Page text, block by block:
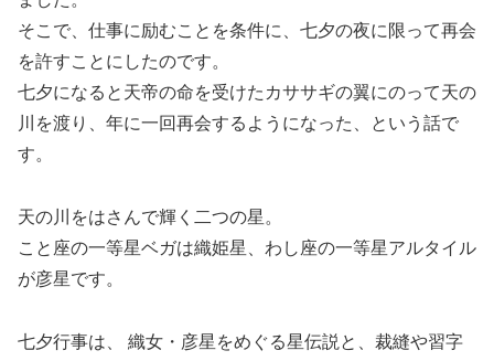
そこで、仕事に励むことを条件に、七夕の夜に限って再会
を許すことにしたのです。
七夕になると天帝の命を受けたカササギの翼にのって天の
川を渡り、年に一回再会するようになった、という話で
す。
天の川をはさんで輝く二つの星。
こと座の一等星ベガは織姫星、わし座の一等星アルタイル
が彦星です。
七夕行事は、 織女・彦星をめぐる星伝説と、裁縫や習字